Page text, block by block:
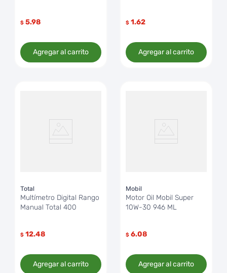
$ 5.98
Agregar al carrito
$ 1.62
Agregar al carrito
Total
Multímetro Digital Rango
Manual Total 400
$ 12.48
Agregar al carrito
Mobil
Motor Oil Mobil Super
10W-30 946 ML
$ 6.08
Agregar al carrito